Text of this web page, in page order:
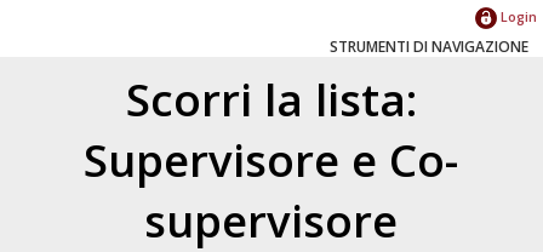
Login
STRUMENTI DI NAVIGAZIONE
Scorri la lista:
Supervisore e Co-
supervisore